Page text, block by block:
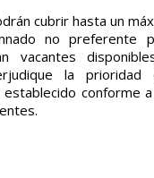
cubrir hasta un
no preferente
vacantes
la
conforme